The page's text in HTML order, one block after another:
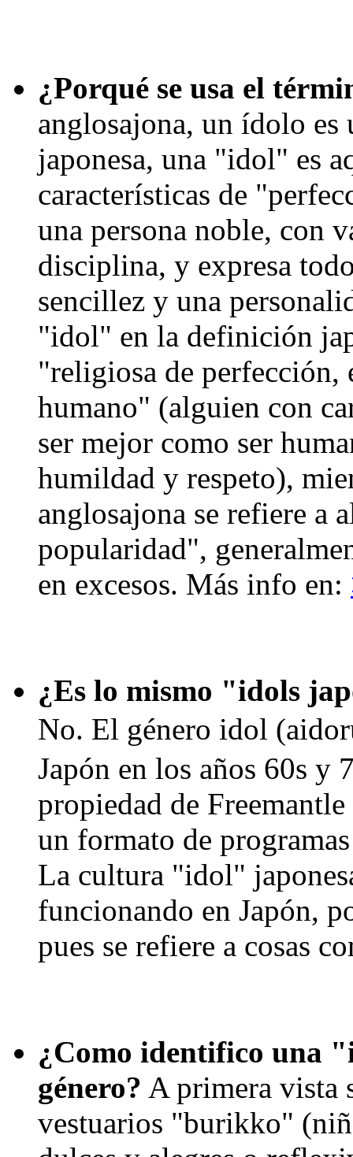
¿Porqué se usa el
anglosajona, un ídolo
japonesa, una "idol" es
características de
una persona noble, con
disciplina, y expresa
sencillez y una
"idol" en la definición
"religiosa de
humano" (alguien con
ser mejor como ser
humildad y respeto),
anglosajona se refiere a
popularidad",
en excesos. Más info en:
¿Es lo mismo "idols
No. El género idol
Japón en los años 60s
propiedad de
un formato de
La cultura "idol"
funcionando en Japón,
pues se refiere a cosas
¿Como identifico una
género? A primera vista
vestuarios "burikko"